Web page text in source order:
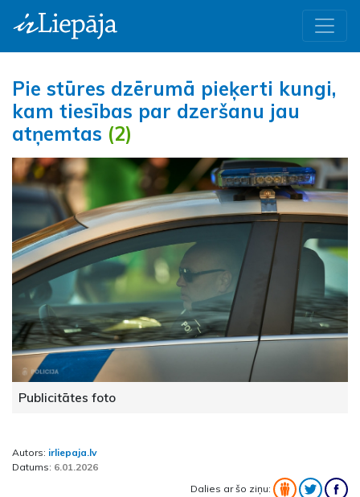
Pie stūres dzērumā pieķerti kungi,
kam tiesības par dzeršanu jau
atņemtas (2)
Publicitātes foto
Autors: irliepaja.lv
Datums: 6.01.2026
Dalies ar šo ziņu: